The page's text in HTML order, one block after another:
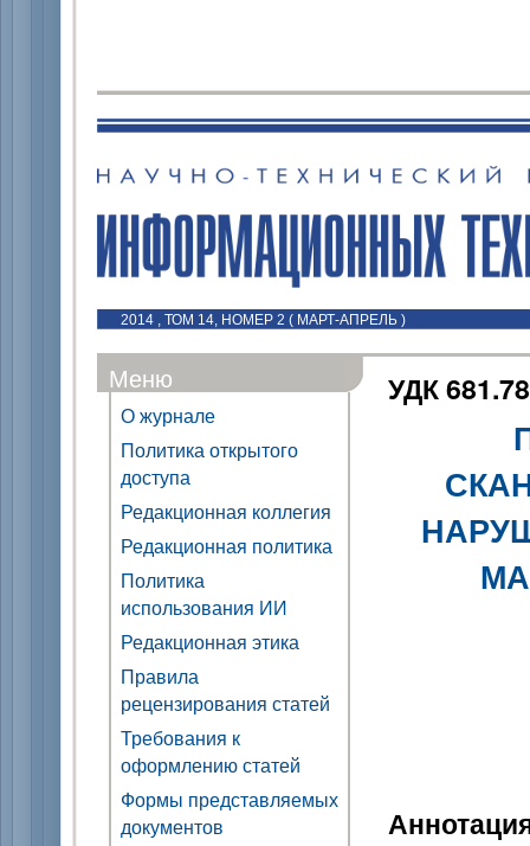
2014 , ТОМ 14, НОМЕР 2 ( МАРТ-АПРЕЛЬ )
Меню
О журнале
Политика открытого
доступа
Редакционная коллегия
Редакционная политика
Политика
использования ИИ
Редакционная этика
Правила
рецензирования статей
Требования к
оформлению статей
Формы представляемых
документов
УДК